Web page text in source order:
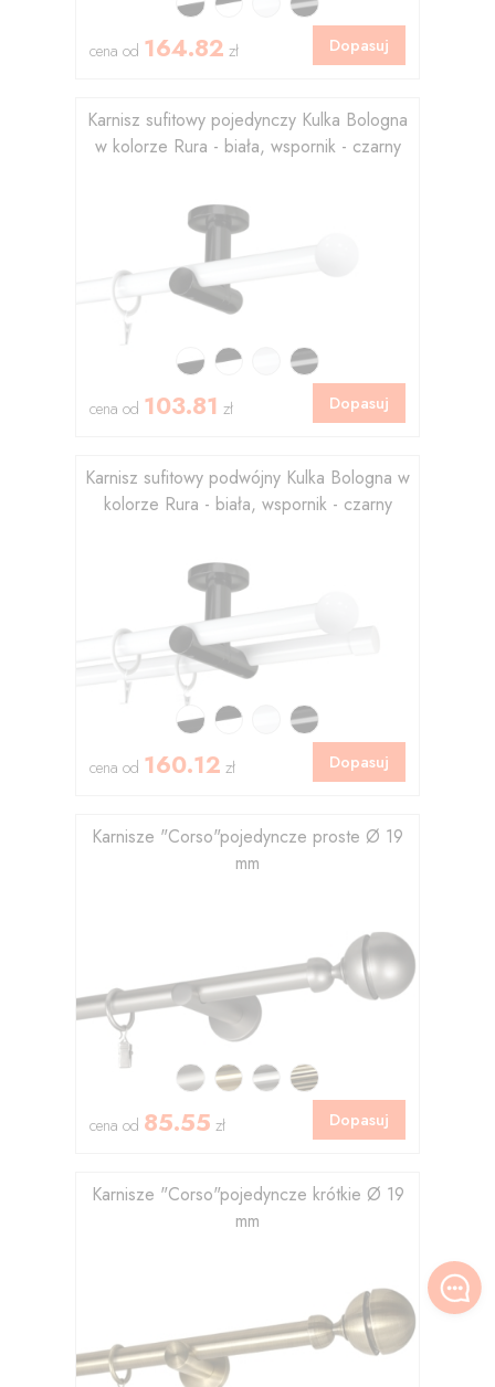
cena od 164.82 zł Dopasuj
Karnisz sufitowy pojedynczy Kulka Bologna
w kolorze Rura - biała, wspornik - czarny
cena od 103.81 zł Dopasuj
Karnisz sufitowy podwójny Kulka Bologna w
kolorze Rura - biała, wspornik - czarny
cena od 160.12 zł Dopasuj
Karnisze "Corso"pojedyncze proste Ø 19
mm
cena od 85.55 zł Dopasuj
Karnisze "Corso"pojedyncze krótkie Ø 19
mm